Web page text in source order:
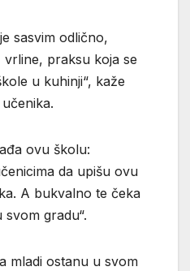
sasvim odlično,
praksu koja se
u kuhinji“, kaže
ovu školu:
da upišu ovu
A bukvalno te čeka
gradu“.
mladi ostanu u svom